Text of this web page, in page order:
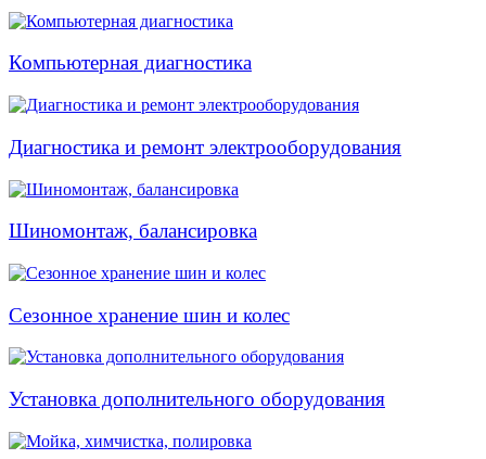
Компьютерная диагностика
Диагностика и ремонт электрооборудования
Шиномонтаж, балансировка
Сезонное хранение шин и колес
Установка дополнительного оборудования